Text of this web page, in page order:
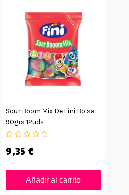
Sour Boom Mix De Fini Bolsa
90grs 12uds
9,35 €
Añadir al carrito